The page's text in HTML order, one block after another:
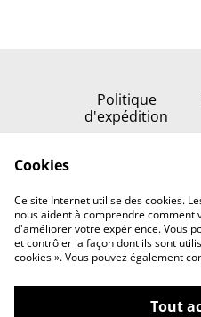
Politique
d'expédition
Nous
Cookies
Ce site Internet utilise des cookies.
nous aident à comprendre comment
d'améliorer votre expérience. Vous
et contrôler la façon dont ils sont
cookies ». Vous pouvez également
Tout